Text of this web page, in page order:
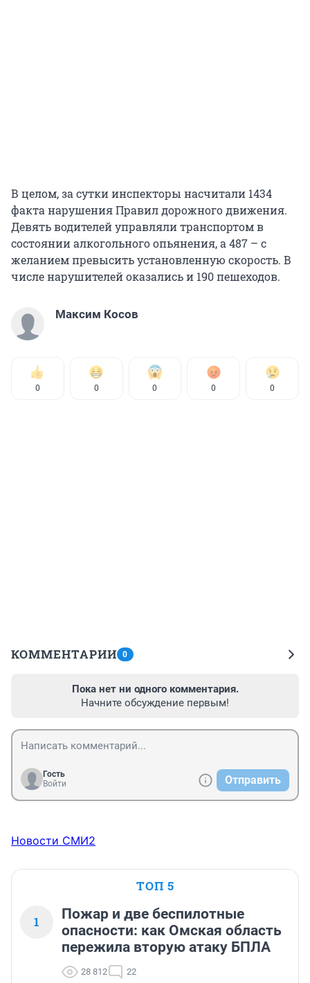
В целом, за сутки инспекторы насчитали 1434
факта нарушения Правил дорожного движения.
Девять водителей управляли транспортом в
состоянии алкогольного опьянения, а 487 – с
желанием превысить установленную скорость. В
числе нарушителей оказались и 190 пешеходов.
Максим Косов
0 0 0 0 0
КОММЕНТАРИИ 0
Пока нет ни одного комментария.
Начните обсуждение первым!
Гость
Войти
Отправить
Новости СМИ2
ТОП 5
1
Пожар и две беспилотные
опасности: как Омская область
пережила вторую атаку БПЛА
28 812 22